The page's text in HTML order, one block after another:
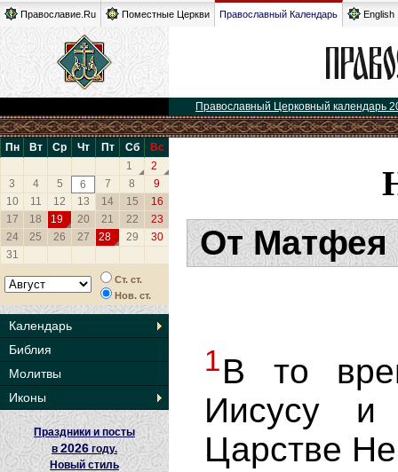
Православие.Ru Поместные Церкви Православный Календарь English
Православный Церковный календарь
Пн Вт Ср Чт Пт Сб
Вс
1
2
3
4 5 6 7 8
9
10
11 12 13 14 15
16
17
18 19 20 21 22
23
24
25 26 27 28 29
30
31
Ст. ст.
Нов. ст.
Календарь
Библия
Молитвы
Иконы
Праздники и посты
в2026 году.
Новый стиль
От Матфея
1В то
Иисусу и
Царстве